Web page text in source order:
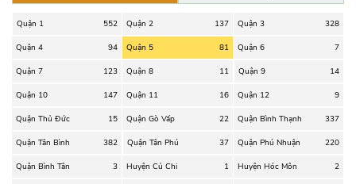
Quận 1 552 Quận 2 137 Quận 3 328
Quận 4 94 Quận 5 81 Quận 6 7
Quận 7 123 Quận 8 11 Quận 9 14
Quận 10 147 Quận 11 16 Quận 12 9
Quận Thủ Đức 15 Quận Gò Vấp 22 Quận Bình Thạnh 337
Quận Tân Bình 382 Quận Tân Phú 37 Quận Phú Nhuận 220
Quận Bình Tân 3 Huyện Củ Chi 1 Huyện Hóc Môn 2